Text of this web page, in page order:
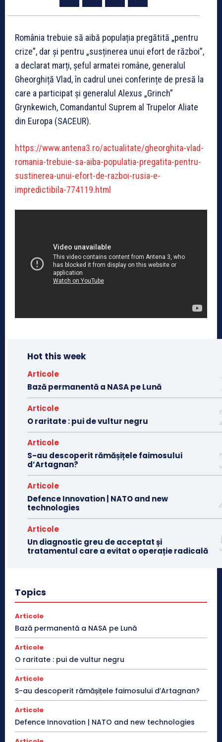
România trebuie să aibă populația pregătită „pentru
crize”, dar și pentru „susținerea unui efort de război”,
a declarat marți, șeful armatei române, generalul
Gheorghiță Vlad, în cadrul unei conferințe de presă la
care a participat și generalul Alexus „Grinch”
Grynkewich, Comandantul Suprem al Trupelor Aliate
din Europa (SACEUR).
https://www.antena3.ro/actualitate/gheorghita-vlad-
romania-trebuie-sa-aiba-populatia-pregatita-pentru-
sustinerea-unui-efort-de-razboi-rusia-e-
impredictibila-774119.html
Hot this week
Articole
Bază permanentă a NASA pe Lună
Articole
O raritate : pui de vultur negru
Articole
S-au descoperit rămășițele faimosului
d’Artagnan?
Articole
Defence Innovation | NATO and new
technologies
Articole
Un diagnostic greu de acceptat și
tratamentul care a evitat o operație radicală
Topics
Articole
Bază permanentă a NASA pe Lună
Articole
O raritate : pui de vultur negru
Articole
S-au descoperit rămășițele faimosului d’Artagnan?
Articole
Defence Innovation | NATO and new technologies